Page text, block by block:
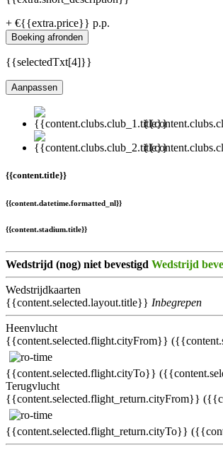
+ €{{extra.price}} p.p.
Boeking afronden
{{selectedTxt[4]}}
Aanpassen
{{content.title}}
{{content.datetime.formatted_nl}}
{{content.stadium.title}}
Wedstrijd (nog) niet bevestigd Wedstrijd
Wedstrijdkaarten
{{content.selected.layout.title}} Inbegrepen
Heenvlucht
{{content.selected.flight.cityFrom}}
{{content.selected.flight.cityTo}}
Terugvlucht
{{content.selected.flight_return.cityFrom}}
{{content.selected.flight_return.cityTo}}